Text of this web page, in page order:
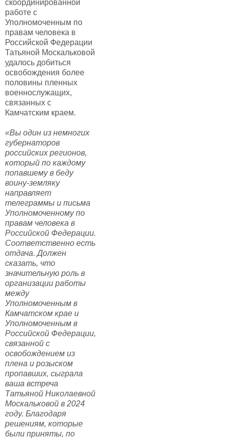
скоординированной
работе с
Уполномоченным по
правам человека в
Российской Федерации
Татьяной Москальковой
удалось добиться
освобождения более
половины пленных
военнослужащих,
связанных с
Камчатским краем.
«Вы один из немногих
губернаторов
российских регионов,
который по каждому
попавшему в беду
воину-земляку
направляет
телеграммы и письма
Уполномоченному по
правам человека в
Российской Федерации.
Соответственно есть
отдача. Должен
сказать, что
значительную роль в
организации работы
между
Уполномоченным в
Камчатском крае и
Уполномоченным в
Российской Федерации,
связанной с
освобождением из
плена и розыском
пропавших, сыграла
ваша встреча
Татьяной Николаевной
Москальковой в 2024
году. Благодаря
решениям, которые
были приняты, по